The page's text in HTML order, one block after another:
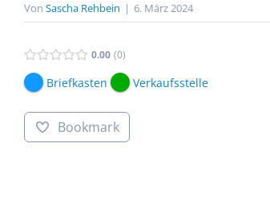
Von Sascha Rehbein | 6. März 2024
0.00 0
Briefkasten Verkaufsstelle
Bookmark